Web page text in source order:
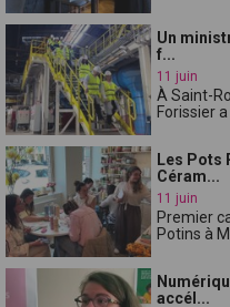
Un
f...
11 juin
À Saint-
Forissier
Les Pots
Céram...
11 juin
Premier
Potins à
accél...